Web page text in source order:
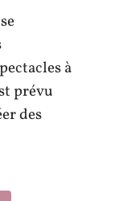
à
prévu
des